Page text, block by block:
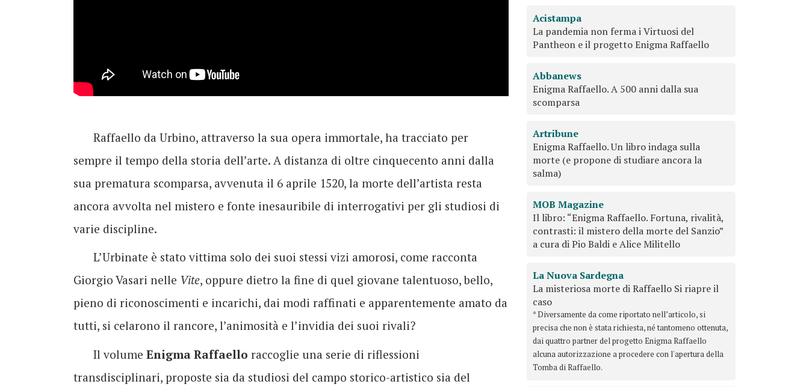
Raffaello da Urbino, attraverso la sua opera immortale, ha tracciato per
sempre il tempo della storia dell’arte. A distanza di oltre cinquecento anni dalla
sua prematura scomparsa, avvenuta il 6 aprile 1520, la morte dell’artista resta
ancora avvolta nel mistero e fonte inesauribile di interrogativi per gli studiosi di
varie discipline.
L’Urbinate è stato vittima solo dei suoi stessi vizi amorosi, come racconta
Giorgio Vasari nelle Vite, oppure dietro la fine di quel giovane talentuoso, bello,
pieno di riconoscimenti e incarichi, dai modi raffinati e apparentemente amato da
tutti, si celarono il rancore, l’animosità e l’invidia dei suoi rivali?
Il volume Enigma Raffaello raccoglie una serie di riflessioni
transdisciplinari, proposte sia da studiosi del campo storico-artistico sia del
Acistampa
La pandemia non ferma i Virtuosi del
Pantheon e il progetto Enigma Raffaello
Abbanews
Enigma Raffaello. A 500 anni dalla sua
scomparsa
Artribune
Enigma Raffaello. Un libro indaga sulla
morte (e propone di studiare ancora la
salma)
MOB Magazine
Il libro: “Enigma Raffaello. Fortuna, rivalità,
contrasti: il mistero della morte del Sanzio”
a cura di Pio Baldi e Alice Militello
La Nuova Sardegna
La misteriosa morte di Raffaello Si riapre il
caso
* Diversamente da come riportato nell’articolo, si
precisa che non è stata richiesta, né tantomeno ottenuta,
dai quattro partner del progetto Enigma Raffaello
alcuna autorizzazione a procedere con l'apertura della
Tomba di Raffaello.